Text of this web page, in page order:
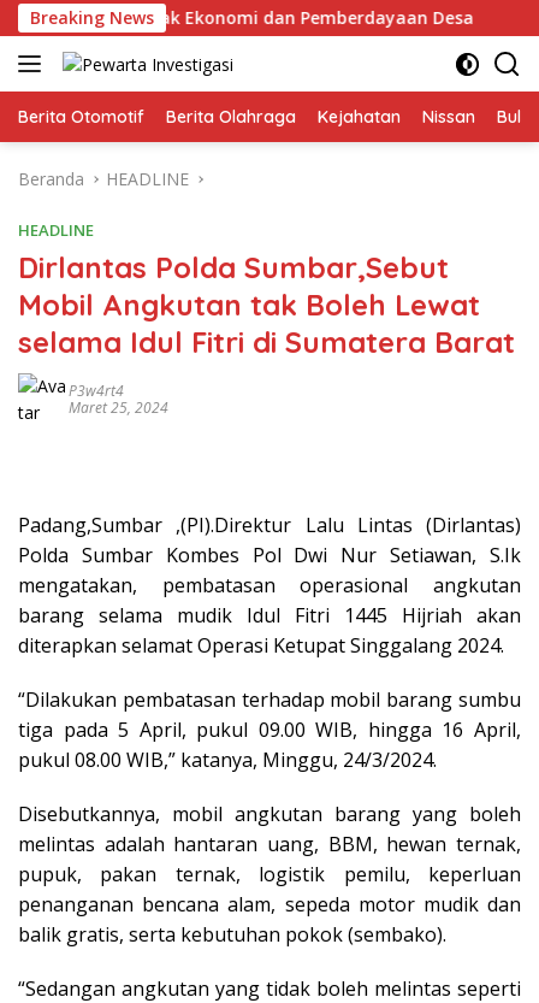
Langsung
ke
konten
Breaking News
Penggerak Ekonomi dan Pemberdayaan Desa
Berita Otomotif Berita Olahraga Kejahatan Nissan
Beranda HEADLINE
HEADLINE
Dirlantas Polda Sumbar,Sebut
Mobil Angkutan tak Boleh Lewat
selama Idul Fitri di Sumatera Barat
P3w4rt4
Maret 25, 2024
Padang,Sumbar ,(PI).Direktur Lalu Lintas (Dirlantas)
Polda Sumbar Kombes Pol Dwi Nur Setiawan, S.Ik
mengatakan, pembatasan operasional angkutan
barang selama mudik Idul Fitri 1445 Hijriah akan
diterapkan selamat Operasi Ketupat Singgalang 2024.
“Dilakukan pembatasan terhadap mobil barang sumbu
tiga pada 5 April, pukul 09.00 WIB, hingga 16 April,
pukul 08.00 WIB,” katanya, Minggu, 24/3/2024.
Disebutkannya, mobil angkutan barang yang boleh
melintas adalah hantaran uang, BBM, hewan ternak,
pupuk, pakan ternak, logistik pemilu, keperluan
penanganan bencana alam, sepeda motor mudik dan
balik gratis, serta kebutuhan pokok (sembako).
“Sedangan angkutan yang tidak boleh melintas seperti